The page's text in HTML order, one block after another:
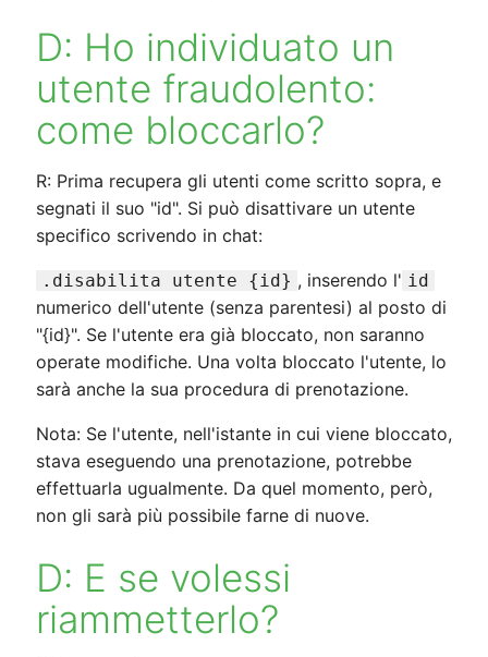
D: Ho individuato un
utente fraudolento:
come bloccarlo?
R: Prima recupera gli utenti come scritto sopra, e
segnati il suo "id". Si può disattivare un utente
specifico scrivendo in chat:
.disabilita utente {id} , inserendo l' id
numerico dell'utente (senza parentesi) al posto di
"{id}". Se l'utente era già bloccato, non saranno
operate modifiche. Una volta bloccato l'utente, lo
sarà anche la sua procedura di prenotazione.
Nota: Se l'utente, nell'istante in cui viene bloccato,
stava eseguendo una prenotazione, potrebbe
effettuarla ugualmente. Da quel momento, però,
non gli sarà più possibile farne di nuove.
D: E se volessi
riammetterlo?